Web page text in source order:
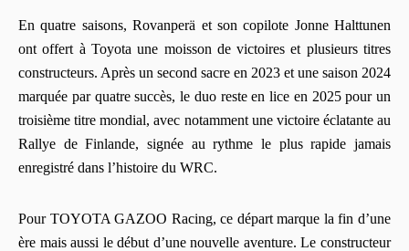
En quatre saisons, Rovanperä et son copilote Jonne Halttunen
ont offert à Toyota une moisson de victoires et plusieurs titres
constructeurs. Après un second sacre en 2023 et une saison 2024
marquée par quatre succès, le duo reste en lice en 2025 pour un
troisième titre mondial, avec notamment une victoire éclatante au
Rallye de Finlande, signée au rythme le plus rapide jamais
enregistré dans l’histoire du WRC.
Pour TOYOTA GAZOO Racing, ce départ marque la fin d’une
ère mais aussi le début d’une nouvelle aventure. Le constructeur